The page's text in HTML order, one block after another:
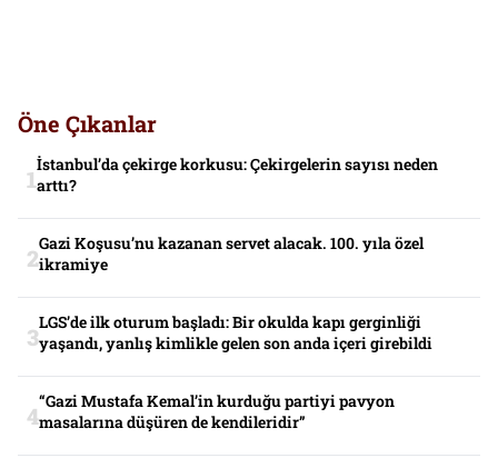
Öne Çıkanlar
İstanbul’da çekirge korkusu: Çekirgelerin sayısı neden
arttı?
Gazi Koşusu’nu kazanan servet alacak. 100. yıla özel
ikramiye
LGS’de ilk oturum başladı: Bir okulda kapı gerginliği
yaşandı, yanlış kimlikle gelen son anda içeri girebildi
“Gazi Mustafa Kemal’in kurduğu partiyi pavyon
masalarına düşüren de kendileridir”